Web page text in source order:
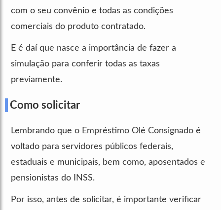
com o seu convênio e todas as condições
comerciais do produto contratado.
E é daí que nasce a importância de fazer a
simulação para conferir todas as taxas
previamente.
Como solicitar
Lembrando que o Empréstimo Olé Consignado é
voltado para servidores públicos federais,
estaduais e municipais, bem como, aposentados e
pensionistas do INSS.
Por isso, antes de solicitar, é importante verificar